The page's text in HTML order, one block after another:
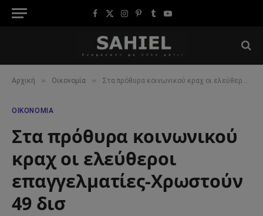
Facebook
X
Instagram
Pinterest
TumblrYouTube
Αρχική » Οικονομία » Στα πρόθυρα κοινωνικού κραχ οι ελεύθεροι επαγγελματίες-Χρωστούν 49 δισ
ΟΙΚΟΝΟΜΊΑ
Στα πρόθυρα κοινωνικού
κραχ οι ελεύθεροι
επαγγελματίες-Χρωστούν
49 δισ